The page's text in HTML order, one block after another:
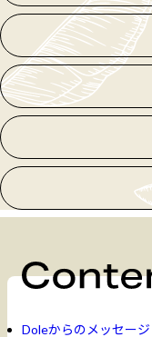
Doleからのメッセージ